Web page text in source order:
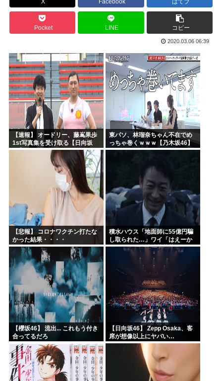
中国大使館に侵入した自衛官（24）、動機を告白「中国の強...
海外「ディズニーがゴミのようだ！」日本がアニメ化した米人...
韓国人「韓国サッカー協会W杯予選で外国人審判に性接待した...
「味方のふりをしてたが、実は敵のスパイだったキャラ」 何...
みいちゃん作者、お気持ち表明ツイートから1週間沈黙www
高市総書記に逆らった財務官僚、左遷されるwww
ヒロアカ見たらまじで好きになったんやが
X Facebook はてブ
Pocket LINE コピー
2020.03.06 06:39
【速報】 オードリー、藤嶌果歩
1st写真集を受け取る【日向坂
46】
東パソ、林瑠奈ちゃん不在でめ
っちゃ巻くｗｗｗ【乃木坂46】
【悲報】 コロナワクチン打たな
かった結果・・・・
積水ハウス「地面師に55億円騙
し取られた…」ワイ「はえーか
わいそう…会社滅茶苦茶やろな
【櫻坂46】 流出... これもう付き
合ってるだろ
【日向坂46】 Zepp Osaka、客
席が想像以上にヤバい…